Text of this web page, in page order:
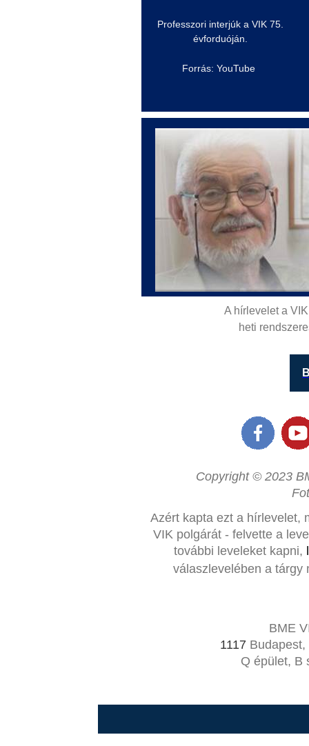
Professzori interjúk a VIK 75.
évforduóján
Forrás: YouTube
A hírlevelet a
heti
Copyright © 2023
Azért kapta ezt a hírlevelet,
VIK polgárát - felvette a
további leveleket kapni,
válaszlevelében a tárgy
BME
1117
Q épület, B